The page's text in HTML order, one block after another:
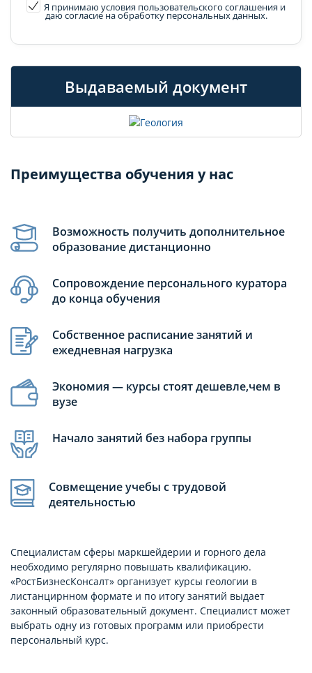
Я принимаю условия пользовательского соглашения и
даю согласие на обработку персональных данных.
Выдаваемый документ
Преимущества обучения у нас
Возможность получить дополнительное
образование дистанционно
Сопровождение персонального куратора
до конца обучения
Собственное расписание занятий и
ежедневная нагрузка
Экономия — курсы стоят дешевле,чем в
вузе
Начало занятий без набора группы
Совмещение учебы с трудовой
деятельностью
Специалистам сферы маркшейдерии и горного дела
необходимо регулярно повышать квалификацию.
«РостБизнесКонсалт» организует курсы геологии в
листанцирнном формате и по итогу занятий выдает
законный образовательный документ. Специалист может
выбрать одну из готовых программ или приобрести
персональный курс.